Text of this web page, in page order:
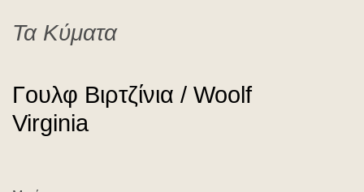
Τα Κύματα
Γουλφ Bιρτζίνια / Woolf
Virginia